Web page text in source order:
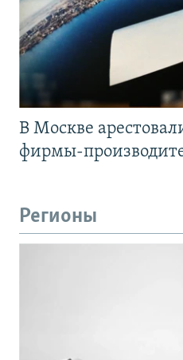
В Москве
фирмы-
Регионы